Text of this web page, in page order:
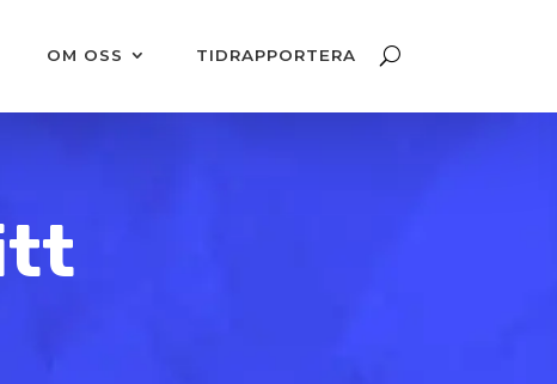
OM OSS TIDRAPPORTERA